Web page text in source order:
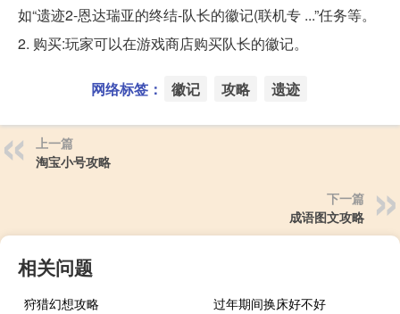
如“遗迹2-恩达瑞亚的终结-队长的徽记(联机专 ...”任务等。
2. 购买:玩家可以在游戏商店购买队长的徽记。
网络标签： 徽记 攻略 遗迹
上一篇
淘宝小号攻略
下一篇
成语图文攻略
相关问题
狩猎幻想攻略
过年期间换床好不好